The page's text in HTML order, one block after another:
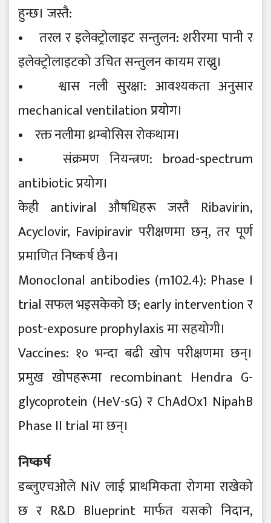
हुन्छ। जस्तै:
• तरल र इलेक्ट्रोलाइट सन्तुलन: शरीरमा पानी र
इलेक्ट्रोलाइटको उचित सन्तुलन कायम राख्नु।
• श्वास नली सुरक्षा: आवश्यकता अनुसार
mechanical ventilation प्रयोग।
• रक्त नलीमा थ्रम्बोसिस रोकथाम।
• संक्रमण नियन्त्रण: broad-spectrum
antibiotic प्रयोग।
केही antiviral औषधिहरू जस्तै Ribavirin,
Acyclovir, Favipiravir परीक्षणमा छन्, तर पूर्ण
प्रमाणित निष्कर्ष छैन।
Monoclonal antibodies (m102.4): Phase I
trial सफल भइसकेको छ; early intervention र
post-exposure prophylaxis मा सहयोगी।
Vaccines: १० भन्दा बढी खोप परीक्षणमा छन्।
प्रमुख खोपहरूमा recombinant Hendra G-
glycoprotein (HeV-sG) र ChAdOx1 NipahB
Phase II trial मा छन्।
निष्कर्ष
डब्लुएचओले NiV लाई प्राथमिकता रोगमा राखेको
छ र R&D Blueprint मार्फत यसको निदान,